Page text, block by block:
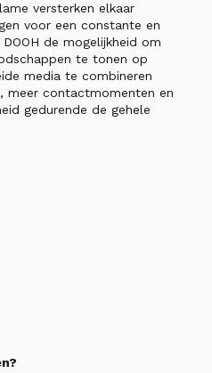
versterken elkaar
voor een constante en
de mogelijkheid om
te tonen op
media te combineren
meer contactmomenten en
gedurende de gehele